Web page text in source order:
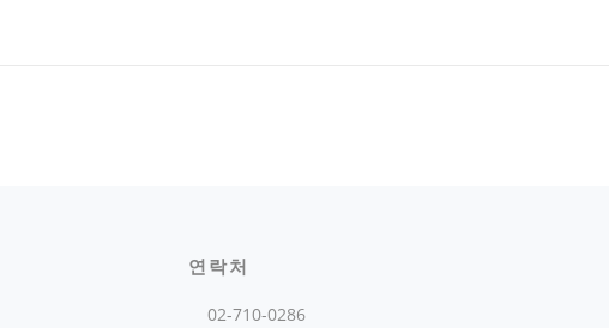
연락처
02-710-0286